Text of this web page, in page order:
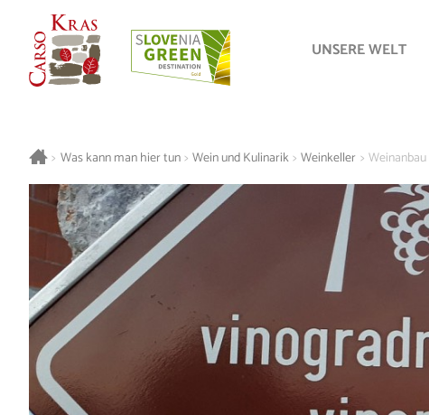
UNSERE WELT
> Was kann man hier tun > Wein und Kulinarik > Weinkeller >